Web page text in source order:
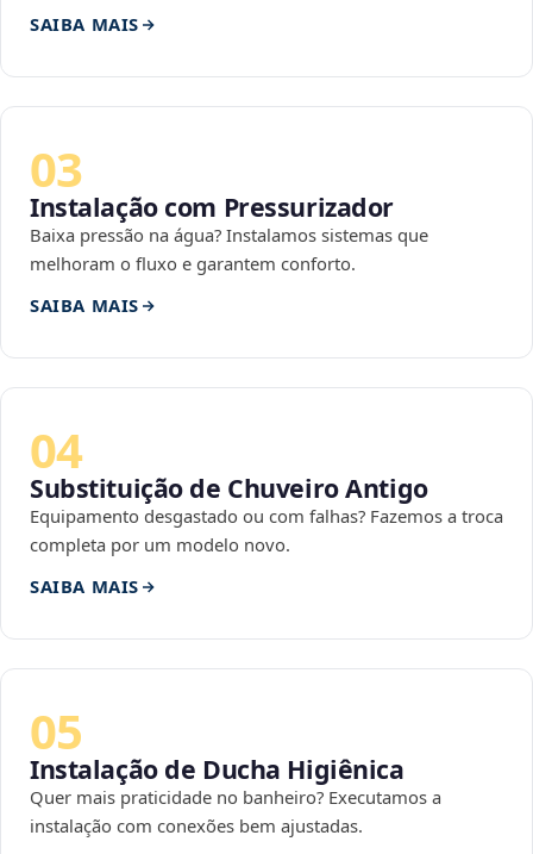
SAIBA MAIS
03
Instalação com Pressurizador
Baixa pressão na água? Instalamos sistemas que
melhoram o fluxo e garantem conforto.
SAIBA MAIS
04
Substituição de Chuveiro Antigo
Equipamento desgastado ou com falhas? Fazemos a troca
completa por um modelo novo.
SAIBA MAIS
05
Instalação de Ducha Higiênica
Quer mais praticidade no banheiro? Executamos a
instalação com conexões bem ajustadas.